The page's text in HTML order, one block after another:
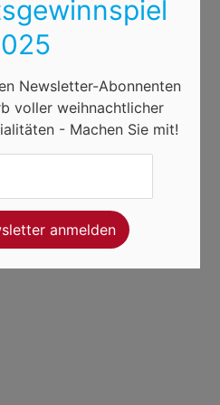
Newsletter-Abonnenten
voller weihnachtlicher
- Machen Sie mit!